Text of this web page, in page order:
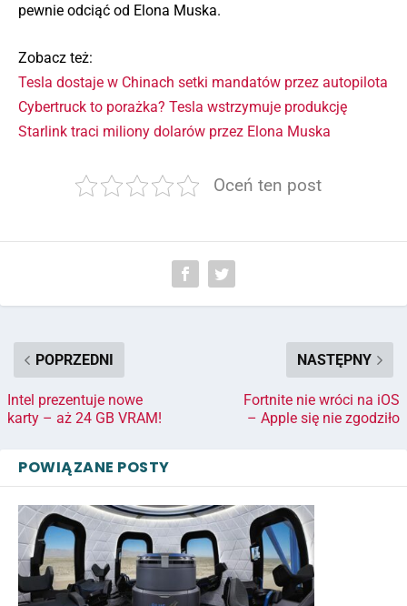
pewnie odciąć od Elona Muska.
Zobacz też:
Tesla dostaje w Chinach setki mandatów przez autopilota
Cybertruck to porażka? Tesla wstrzymuje produkcję
Starlink traci miliony dolarów przez Elona Muska
Oceń ten post
POPRZEDNI
Intel prezentuje nowe
karty – aż 24 GB VRAM!
NASTĘPNY
Fortnite nie wróci na iOS
– Apple się nie zgodziło
POWIĄZANE POSTY